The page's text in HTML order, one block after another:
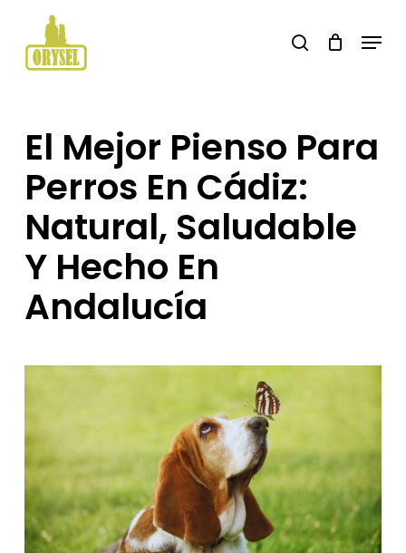
main
search Menu
El Mejor Pienso Para
Perros En Cádiz:
Natural, Saludable
Y Hecho En
Andalucía